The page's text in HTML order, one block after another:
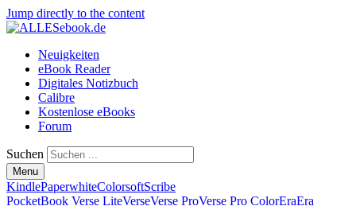
Jump directly to the content
Neuigkeiten
eBook Reader
Digitales Notizbuch
Calibre
Kostenlose eBooks
Forum
Suchen
Menu
KindlePaperwhiteColorsoftScribe
PocketBook Verse LiteVerseVerse ProVerse Pro ColorEraEra